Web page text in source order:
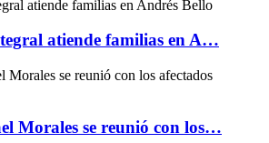
atiende familias en A…
Morales se reunió con los…